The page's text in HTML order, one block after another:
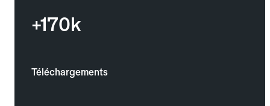
+170k
Téléchargements